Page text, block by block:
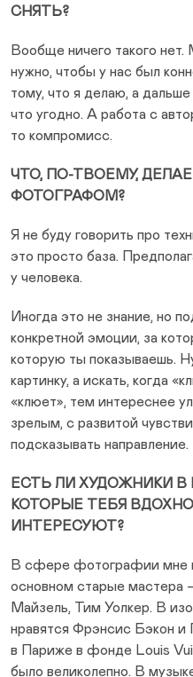
СНЯТЬ?
Вообще ничего такого
нужно, чтобы у нас был
тому, что я делаю, а
что угодно. А работа с
то компромисс.
ЧТО, ПО-ТВОЕМУ,
ФОТОГРАФОМ?
Я не буду говорить про
это просто база.
у человека.
Иногда это не знание, но
конкретной эмоции, за
которую ты показываешь.
картинку, а искать, когда
«клюет», тем интереснее
зрелым, с развитой
подсказывать направление.
ЕСТЬ ЛИ ХУДОЖНИКИ
КОТОРЫЕ ТЕБЯ
ИНТЕРЕСУЮТ?
В сфере фотографии мне
основном старые мастера
Майзель, Тим Уолкер. В
нравятся Фрэнсис Бэкон и
в Париже в фонде Louis
было великолепно. В